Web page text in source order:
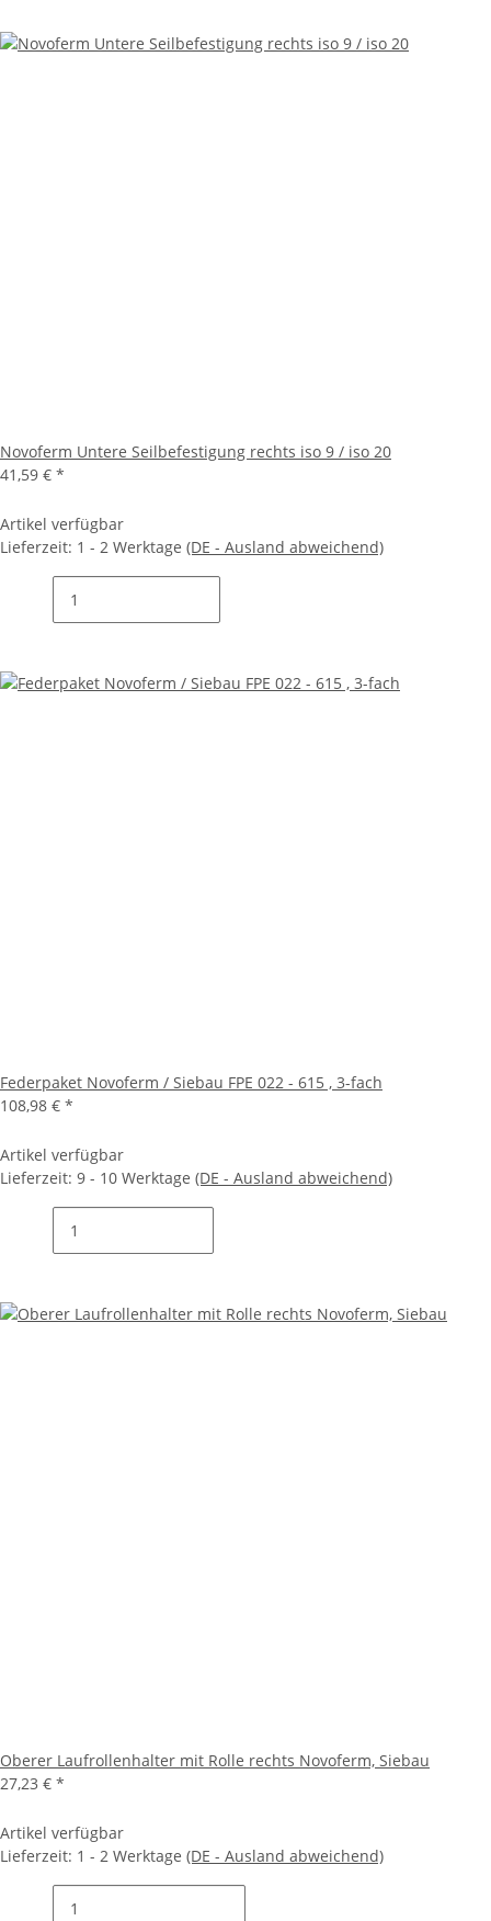
Novoferm Untere Seilbefestigung rechts iso 9 / iso 20
41,59 € *
Artikel verfügbar
Lieferzeit: 1 - 2 Werktage (DE - Ausland abweichend)
Federpaket Novoferm / Siebau FPE 022 - 615 , 3-fach
108,98 € *
Artikel verfügbar
Lieferzeit: 9 - 10 Werktage (DE - Ausland abweichend)
Oberer Laufrollenhalter mit Rolle rechts Novoferm, Siebau
27,23 € *
Artikel verfügbar
Lieferzeit: 1 - 2 Werktage (DE - Ausland abweichend)